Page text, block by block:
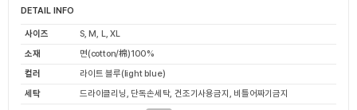
DETAIL INFO
사이즈
S, M, L, XL
소재
면(cotton/棉)100%
컬러
라이트 블루(light blue)
세탁
드라이클리닝, 단독손세탁, 건조기사용금지, 비틀어짜기금지